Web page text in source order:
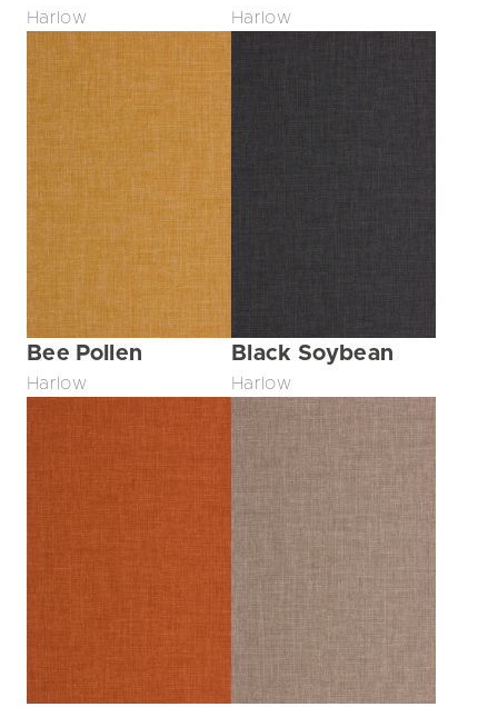
Harlow Harlow
Bee Pollen
Harlow
Black Soybean
Harlow